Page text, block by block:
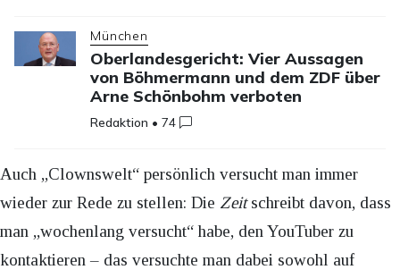
München
Oberlandesgericht: Vier Aussagen
von Böhmermann und dem ZDF über
Arne Schönbohm verboten
Redaktion •74
Auch „Clownswelt“ persönlich versucht man immer
wieder zur Rede zu stellen: Die Zeitschreibt davon, dass
man „wochenlang versucht“ habe, den YouTuber zu
kontaktieren – das versuchte man dabei sowohl auf